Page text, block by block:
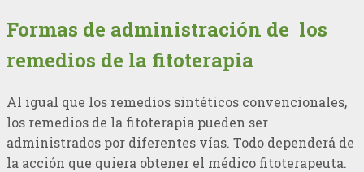
Formas de administración de los
remedios de la fitoterapia
Al igual que los remedios sintéticos convencionales,
los remedios de la fitoterapia pueden ser
administrados por diferentes vías. Todo dependerá de
la acción que quiera obtener el médico fitoterapeuta.